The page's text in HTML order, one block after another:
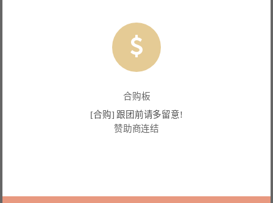
合购板
[合购] 跟团前请多留意!
赞助商连结